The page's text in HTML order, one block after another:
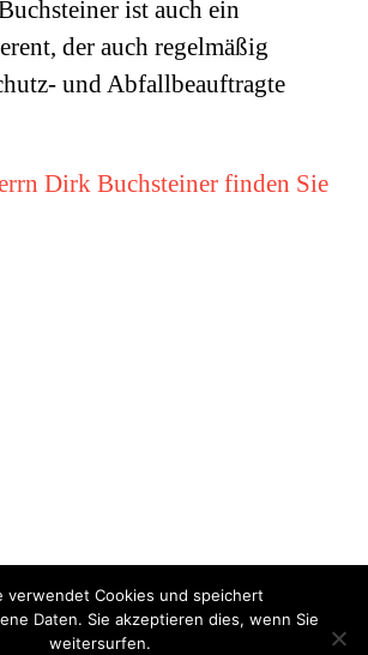
ist auch ein
der auch regelmäßig
und Abfallbeauftragte
Dirk Buchsteiner finden Sie
Vollmer 2018-2022 |Impressum|Datenschutz
verwendet Cookies und speichert
Daten. Sie akzeptieren dies, wenn Sie
weitersurfen.